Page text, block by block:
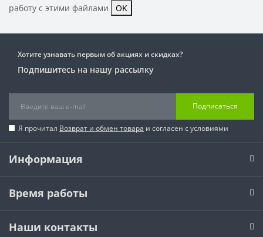
работу с этими файлами
OK
Хотите узнавать первым об акциях и скидках?
Подпишитесь на нашу рассылку
Подписаться
Я прочитал Возврат и обмен товара и согласен с условиями
Информация
Время работы
Наши контакты